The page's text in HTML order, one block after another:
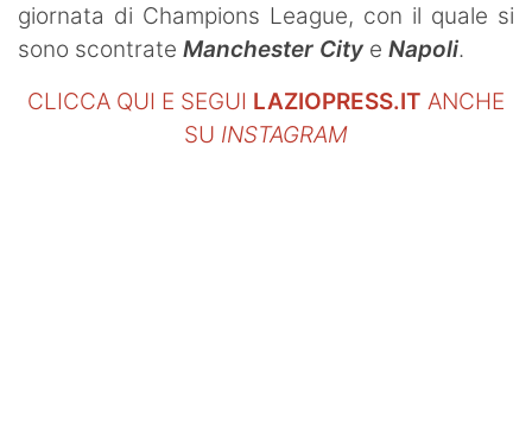
giornata di Champions League, con il quale si
sono scontrate Manchester City e Napoli.
CLICCA QUI E SEGUI LAZIOPRESS.IT ANCHE
SU INSTAGRAM